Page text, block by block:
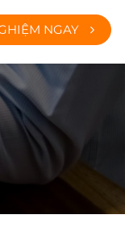
NGAY